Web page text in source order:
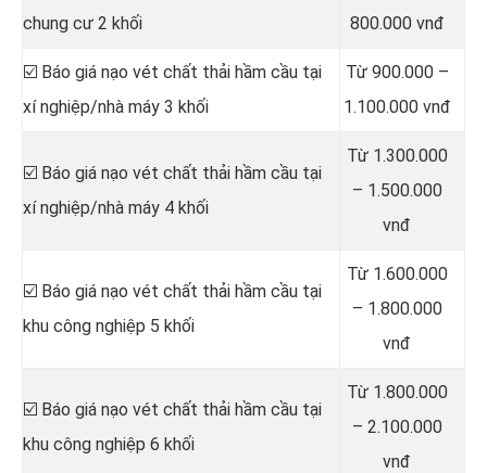
chung cư 2 khối
800.000 vnđ
☑️ Báo giá nạo vét chất thải hầm cầu tại
xí nghiệp/nhà máy 3 khối
Từ 900.000 –
1.100.000 vnđ
☑️ Báo giá nạo vét chất thải hầm cầu tại
xí nghiệp/nhà máy 4 khối
Từ 1.300.000
– 1.500.000
vnđ
☑️ Báo giá nạo vét chất thải hầm cầu tại
khu công nghiệp 5 khối
Từ 1.600.000
– 1.800.000
vnđ
☑️ Báo giá nạo vét chất thải hầm cầu tại
khu công nghiệp 6 khối
Từ 1.800.000
– 2.100.000
vnđ